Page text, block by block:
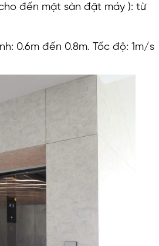
đến mặt sàn đặt máy ): từ
0.6m đến 0.8m. Tốc độ: 1m/s